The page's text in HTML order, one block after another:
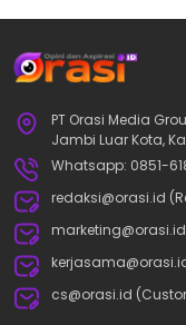
PT Orasi Media
Jambi Luar Kota,
Whatsapp: 0851-
redaksi@orasi.id
cs@orasi.id